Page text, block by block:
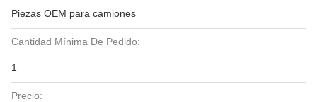
Piezas OEM para camiones
Cantidad Mínima De Pedido:
1
Precio: